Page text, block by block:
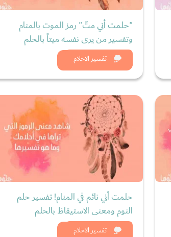
تفسير الاحلام
"حلمت أني متّ" رمز الموت بالمنام
وتفسير من يرى نفسه ميتاً بالحلم
شاهد الان
تفسير الاحلام
حلمت أني نائم في المنام! تفسير حلم
النوم ومعنى الاستيقاظ بالحلم
شاهد الان